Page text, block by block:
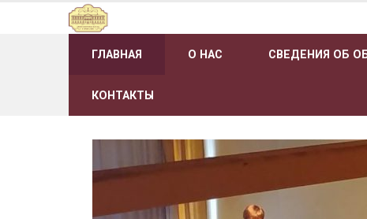
ГЛАВНАЯ О НАС СВЕДЕНИЯ ОБ
КОНТАКТЫ